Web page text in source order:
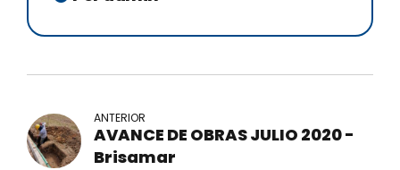
ANTERIOR
AVANCE DE OBRAS JULIO 2020 -
Brisamar